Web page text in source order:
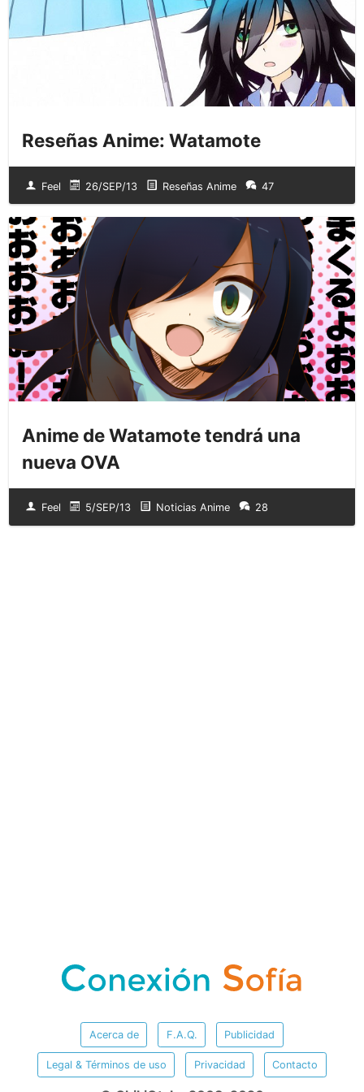
Reseñas Anime: Watamote
Feel 26/SEP/13 Reseñas Anime 47
Anime de Watamote tendrá una
nueva OVA
Feel 5/SEP/13 Noticias Anime 28
Acerca de F.A.Q. Publicidad
Legal & Términos de uso Privacidad Contacto